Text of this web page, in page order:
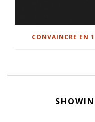
CONVAINCRE EN